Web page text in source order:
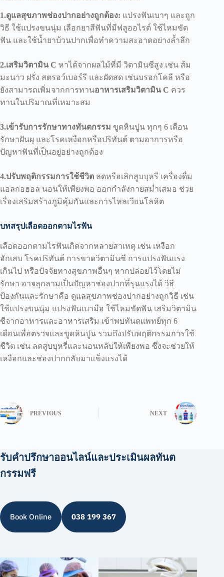
1.ดูแลสุขภาพช่องปากอย่างถูกต้อง: แปรงฟันเบาๆ และถูก
วิธี ใช้แปรงขนนุ่ม เลือกยาสีฟันที่มีฟลูออไรด์ ใช้ไหมขัด
ฟัน และใช้น้ำยาบ้วนปากเพื่อทำความสะอาดอย่างล้ำลึก
2.เสริมวิตามิน C หาได้จากผลไม้ที่มี วิตามินซีสูง เช่น ส้ม
มะนาว ฝรั่ง สตรอว์เบอร์รี และผัดสด เช่นบรอกโคลี หรือ
ยังสามารถเพิ่มจากการทานอาหารเสริมวิตามิน C ควร
ทานในปริมาณที่เหมาะสม
3.เข้ารับการรักษาทางทันตกรรม ขูดหินปูน ทุกๆ 6 เดือน
รักษาฝันผุ และโรคเหงือกหรือปริทันต์ ตามอาการหรือ
ปัญหาฟันที่เป็นอยู่อย่างถูกต้อง
4.ปรับพฤติกรรมการใช้ชีวิต ลดหรือเลิกสูบบุหรี เครื่องดื่ม
แอลกอฮอล นอนให้เพียงพอ ออกกำลังกายสม่ำเสมอ ช่วย
เรื่องเสริมสร้างภูมิคุ้มกันและการไหลเวียนโลหิต
บทสรุปเลือดออกตามไรฟัน
เลือดออกตามไรฟันเกิดจากหลายสาเหตุ เช่น เหงือก
อักเสบ โรคปริทันต์ การขาดวิตามินซี การแปรงฟันแรง
เกินไป หรือปัจจัยทางสุขภาพอื่นๆ หากปล่อยไว้โดยไม่
รักษา อาจลุกลามเป็นปัญหาช่องปากที่รุนแรงได้ วิธี
ป้องกันและรักษาคือ ดูแลสุขภาพช่องปากอย่างถูกวิธี เช่น
ใช้แปรงขนนุ่ม แปรงฟันเบามือ ใช้ไหมขัดฟัน เสริมวิตามิน
ซีจากอาหารและอาหารเสริม เข้าพบทันตแพทย์ทุก 6
เดือนเพื่อตรวจและขูดหินปูน รวมถึงปรับพฤติกรรมการใช้
ชีวิต เช่น ลดสูบบุหรี่และนอนหลับให้เพียงพอ ซึ่งจะช่วยให้
เหงือกและช่องปากกลับมาแข็งแรงได้
PREVIOUS NEXT
รับคำปรึกษาออนไลน์และประเมินผลทันต
กรรมฟรี
Book Online 038 199 367